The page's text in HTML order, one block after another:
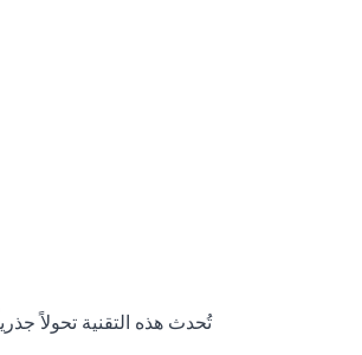
تُحدث هذه التقنية تحولاً جذرياً في كيفية تصميم المنتجات، وإنشاء النماذج الأولية لها، وإنتاجها، مما يمنح الشركات القدرة على الإنتاج